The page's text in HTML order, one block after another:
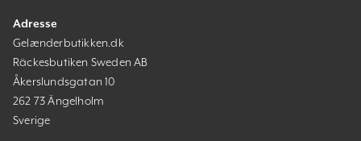
Adresse
Gelænderbutikken.dk
Räckesbutiken Sweden AB
Åkerslundsgatan 10
262 73 Ängelholm
Sverige